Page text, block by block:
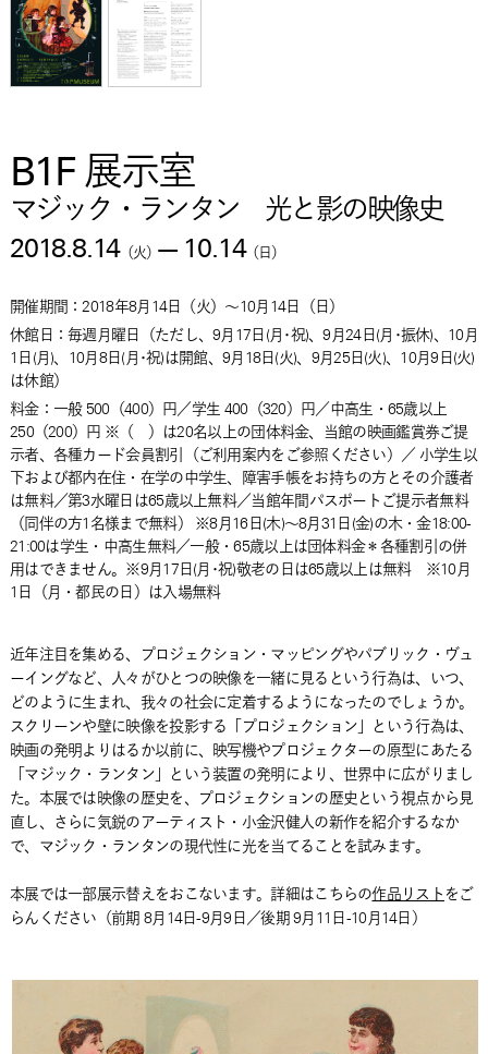
B1F 展示室
マジック・ランタン 光と影の映像史
2018.8.14（火）— 10.14（ 日 ）
開催期間： 2018年8月14日 （火） ～10月14日 （日）
休館日：毎週月曜日（ただし、9月17日(月･祝)、9月24日(月･振休)、10月
1日(月)、10月8日(月･祝)は開館、9月18日(火)、9月25日(火)、10月9日(火)
は休館）
料金： 一般 500（400）円／学生 400（320）円／中高生・65歳以上
250（200）円 ※（ ）は20名以上の団体料金、当館の映画鑑賞券ご提
示者、各種カード会員割引（ご利用案内をご参照ください）／ 小学生以
下および都内在住・在学の中学生、障害手帳をお持ちの方とその介護者
は無料／第3水曜日は65歳以上無料／当館年間パスポートご提示者無料
（同伴の方1名様まで無料） ※8月16日(木)～8月31日(金)の木・金18:00-
21:00は学生・中高生無料／一般・65歳以上は団体料金＊各種割引の併
用はできません。※9月17日(月･祝)敬老の日は65歳以上は無料 ※10月
1日（月・都民の日）は入場無料
近年注目を集める、プロジェクション・マッピングやパブリック・ヴュ
ーイングなど、人々がひとつの映像を一緒に見るという行為は、いつ、
どのように生まれ、我々の社会に定着するようになったのでしょうか。
スクリーンや壁に映像を投影する「プロジェクション」という行為は、
映画の発明よりはるか以前に、映写機やプロジェクターの原型にあたる
「マジック・ランタン」という装置の発明により、世界中に広がりまし
た。本展では映像の歴史を、プロジェクションの歴史という視点から見
直し、さらに気鋭のアーティスト・小金沢健人の新作を紹介するなか
で、マジック・ランタンの現代性に光を当てることを試みます。
本展では一部展示替えをおこないます。詳細はこちらの作品リスト をご
らんください（前期 8月14日-9月9日／後期 9月11日-10月14日）